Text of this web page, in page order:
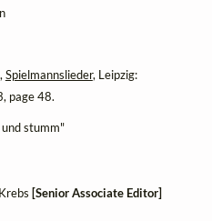
Spielmannslieder, Leipzig:
page 48.
stumm"
[Senior Associate Editor]